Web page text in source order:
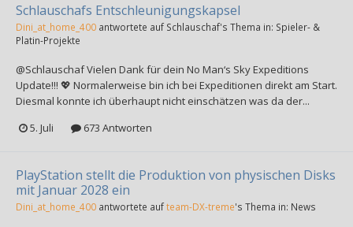
Schlauschafs Entschleunigungskapsel
Dini_at_home_400 antwortete auf Schlauschaf's Thema in: Spieler- &
Platin-Projekte
@Schlauschaf Vielen Dank für dein No Man‘s Sky Expeditions
Update!!! 💖 Normalerweise bin ich bei Expeditionen direkt am Start.
Diesmal konnte ich überhaupt nicht einschätzen was da der...
5. Juli
673 Antworten
PlayStation stellt die Produktion von physischen Disks
mit Januar 2028 ein
Dini_at_home_400 antwortete aufteam-DX-treme's Thema in: News